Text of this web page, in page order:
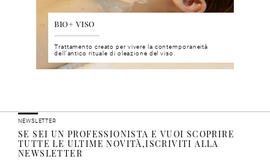
BIO+ VISO
Trattamento creato per vivere la contemporaneità
dell’antico rituale di oleazione del viso.
NEWSLETTER
SE SEI UN PROFESSIONISTA E VUOI SCOPRIRE
TUTTE LE ULTIME NOVITÀ,ISCRIVITI ALLA
NEWSLETTER